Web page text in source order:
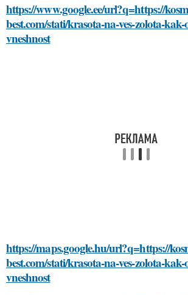
https://www.google.ee/url?q=https://
best.com/stati/krasota-na-ves-zolota-kak-
vneshnost
https://maps.google.hu/url?q=https://
best.com/stati/krasota-na-ves-zolota-kak-
vneshnost